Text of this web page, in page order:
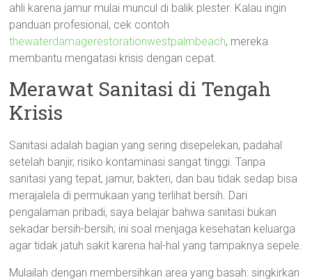
ahli karena jamur mulai muncul di balik plester. Kalau ingin
panduan profesional, cek contoh
thewaterdamagerestorationwestpalmbeach, mereka
membantu mengatasi krisis dengan cepat.
Merawat Sanitasi di Tengah
Krisis
Sanitasi adalah bagian yang sering disepelekan, padahal
setelah banjir, risiko kontaminasi sangat tinggi. Tanpa
sanitasi yang tepat, jamur, bakteri, dan bau tidak sedap bisa
merajalela di permukaan yang terlihat bersih. Dari
pengalaman pribadi, saya belajar bahwa sanitasi bukan
sekadar bersih-bersih; ini soal menjaga kesehatan keluarga
agar tidak jatuh sakit karena hal-hal yang tampaknya sepele.
Mulailah dengan membersihkan area yang basah: singkirkan